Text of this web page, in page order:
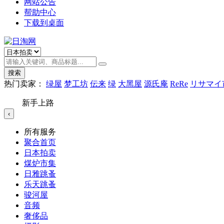
网站公告
帮助中心
下载到桌面
搜索
热门卖家： 绿屋 梦工坊 伝来 绿 大黑屋 源氏庵 ReRe リサマ
新手上路
‹
所有服务
聚合首页
日本拍卖
煤炉市集
日雅跳蚤
乐天跳蚤
骏河屋
音频
奢侈品